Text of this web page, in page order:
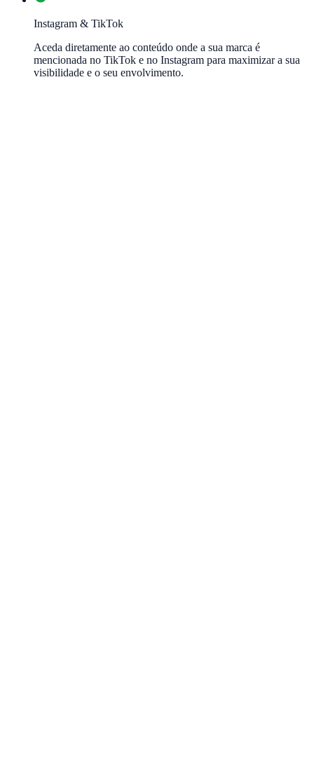
Instagram & TikTok
Aceda diretamente ao conteúdo onde a sua marca é
mencionada no TikTok e no Instagram para maximizar a sua
visibilidade e o seu envolvimento.